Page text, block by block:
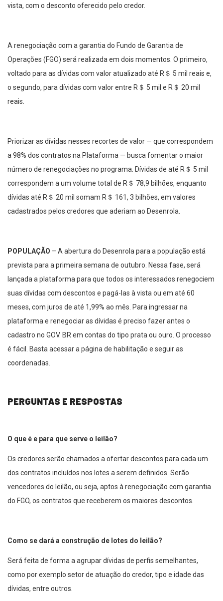
vista, com o desconto oferecido pelo credor.
A renegociação com a garantia do Fundo de Garantia de
Operações (FGO) será realizada em dois momentos. O primeiro,
voltado para as dívidas com valor atualizado até R＄ 5 mil reais e,
o segundo, para dívidas com valor entre R＄ 5 mil e R＄ 20 mil
reais.
Priorizar as dívidas nesses recortes de valor — que correspondem
a 98% dos contratos na Plataforma — busca fomentar o maior
número de renegociações no programa. Dívidas de até R＄ 5 mil
correspondem a um volume total de R＄ 78,9 bilhões, enquanto
dívidas até R＄ 20 mil somam R＄ 161, 3 bilhões, em valores
cadastrados pelos credores que aderiam ao Desenrola.
POPULAÇÃO – A abertura do Desenrola para a população está
prevista para a primeira semana de outubro. Nessa fase, será
lançada a plataforma para que todos os interessados renegociem
suas dívidas com descontos e pagá-las à vista ou em até 60
meses, com juros de até 1,99% ao mês. Para ingressar na
plataforma e renegociar as dívidas é preciso fazer antes o
cadastro no GOV. BR em contas do tipo prata ou ouro. O processo
é fácil. Basta acessar a página de habilitação e seguir as
coordenadas.
PERGUNTAS E RESPOSTAS
O que é e para que serve o leilão?
Os credores serão chamados a ofertar descontos para cada um
dos contratos incluídos nos lotes a serem definidos. Serão
vencedores do leilão, ou seja, aptos à renegociação com garantia
do FGO, os contratos que receberem os maiores descontos.
Como se dará a construção de lotes do leilão?
Será feita de forma a agrupar dívidas de perfis semelhantes,
como por exemplo setor de atuação do credor, tipo e idade das
dívidas, entre outros.